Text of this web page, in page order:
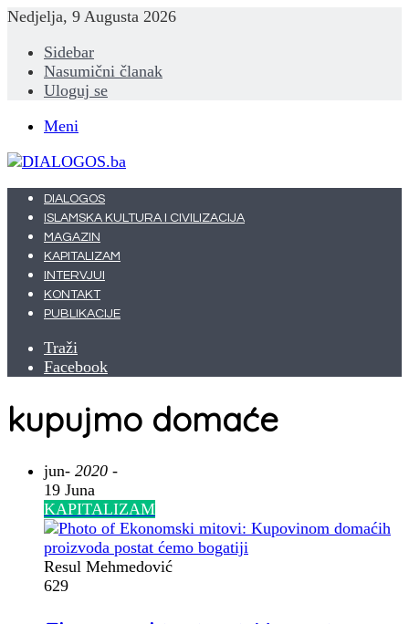
Nedjelja, 9 Augusta 2026
Sidebar
Nasumični članak
Uloguj se
Meni
DIALOGOS
ISLAMSKA KULTURA I CIVILIZACIJA
MAGAZIN
KAPITALIZAM
INTERVJUI
KONTAKT
PUBLIKACIJE
Traži
Facebook
kupujmo domaće
jun- 2020 -
19 Juna
KAPITALIZAM
Resul Mehmedović
629